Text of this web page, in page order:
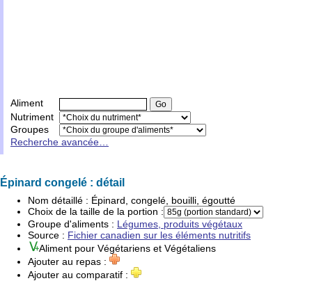
Aliment
Nutriment
Groupes
Recherche avancée…
Épinard congelé : détail
Nom détaillé : Épinard, congelé, bouilli, égoutté
Choix de la taille de la portion :
Groupe d'aliments : Légumes, produits végétaux
Source : Fichier canadien sur les éléments nutritifs
Aliment pour Végétariens et Végétaliens
Ajouter au repas :
Ajouter au comparatif :